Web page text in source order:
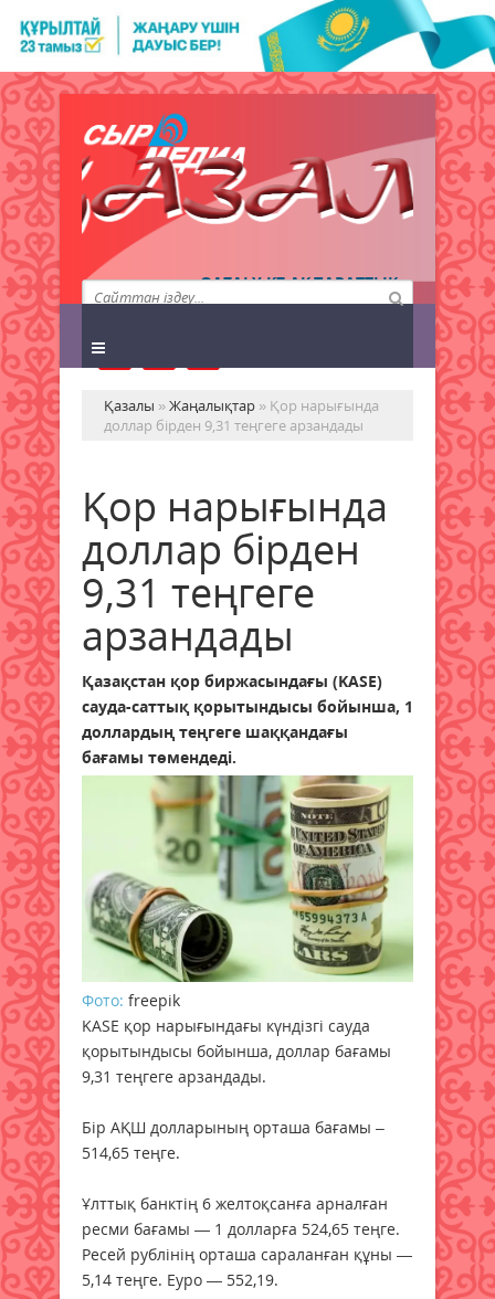
QAZALY.KZ АҚПАРАТТЫҚ
АГЕНТТІГІ
Қазалы »Жаңалықтар » Қор нарығында
доллар бірден 9,31 теңгеге арзандады
Қор нарығында
доллар бірден
9,31 теңгеге
арзандады
Қазақстан қор биржасындағы (KASE)
сауда-саттық қорытындысы бойынша, 1
доллардың теңгеге шаққандағы
бағамы төмендеді.
Фото: freepik
KASE қор нарығындағы күндізгі сауда
қорытындысы бойынша, доллар бағамы
9,31 теңгеге арзандады.
Бір АҚШ долларының орташа бағамы –
514,65 теңге.
Ұлттық банктің 6 желтоқсанға арналған
ресми бағамы — 1 долларға 524,65 теңге.
Ресей рублінің орташа сараланған құны —
5,14 теңге. Еуро — 552,19.